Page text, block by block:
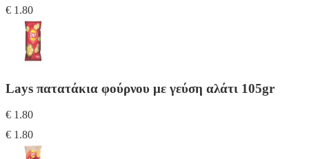
€ 1.80
Lays πατατάκια φούρνου με γεύση αλάτι 105gr
€ 1.80
€ 1.80